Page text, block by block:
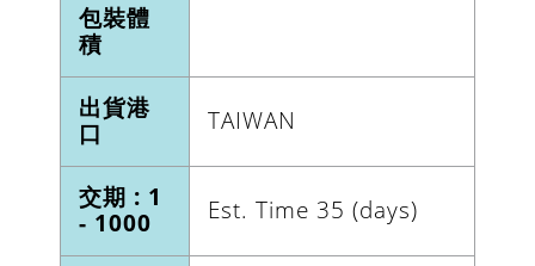
包裝體
積
出貨港
口
TAIWAN
交期 : 1
- 1000
Est. Time 35 (days)